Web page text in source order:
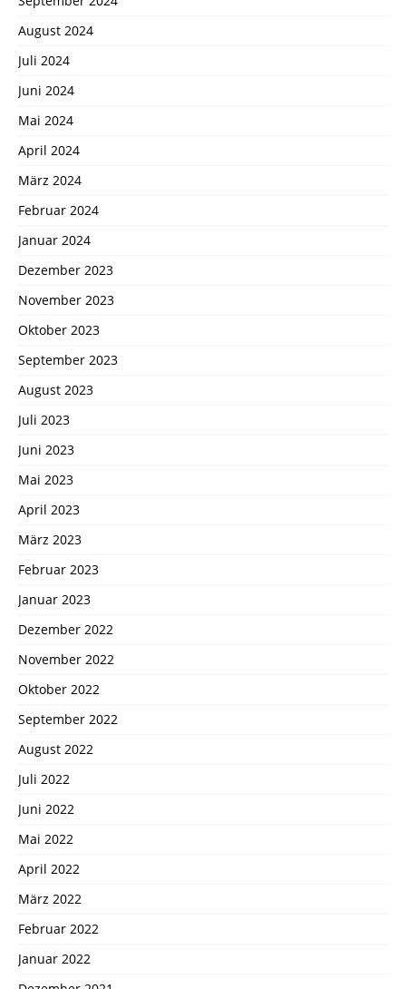
August 2024
Juli 2024
Juni 2024
Mai 2024
April 2024
März 2024
Februar 2024
Januar 2024
Dezember 2023
November 2023
Oktober 2023
September 2023
August 2023
Juli 2023
Juni 2023
Mai 2023
April 2023
März 2023
Februar 2023
Januar 2023
Dezember 2022
November 2022
Oktober 2022
September 2022
August 2022
Juli 2022
Juni 2022
Mai 2022
April 2022
März 2022
Februar 2022
Januar 2022